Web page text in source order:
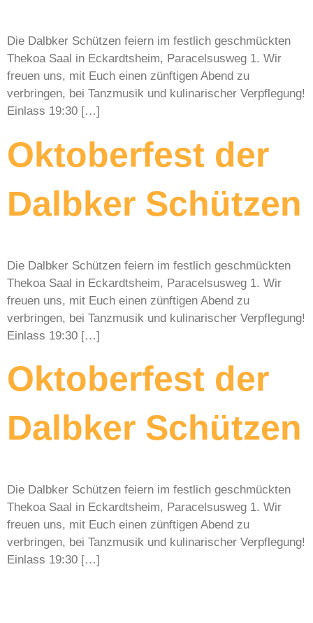
Die Dalbker Schützen feiern im festlich geschmückten
Thekoa Saal in Eckardtsheim, Paracelsusweg 1. Wir
freuen uns, mit Euch einen zünftigen Abend zu
verbringen, bei Tanzmusik und kulinarischer Verpflegung!
Einlass 19:30 […]
Oktoberfest der
Dalbker Schützen
Die Dalbker Schützen feiern im festlich geschmückten
Thekoa Saal in Eckardtsheim, Paracelsusweg 1. Wir
freuen uns, mit Euch einen zünftigen Abend zu
verbringen, bei Tanzmusik und kulinarischer Verpflegung!
Einlass 19:30 […]
Oktoberfest der
Dalbker Schützen
Die Dalbker Schützen feiern im festlich geschmückten
Thekoa Saal in Eckardtsheim, Paracelsusweg 1. Wir
freuen uns, mit Euch einen zünftigen Abend zu
verbringen, bei Tanzmusik und kulinarischer Verpflegung!
Einlass 19:30 […]